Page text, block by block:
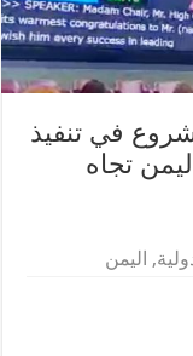
في تنفيذ
تجاه
, اليمن